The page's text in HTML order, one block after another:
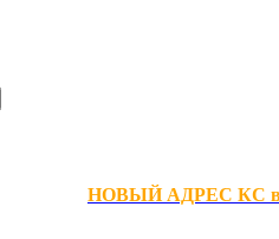
НОВЫЙ АДРЕС КС в